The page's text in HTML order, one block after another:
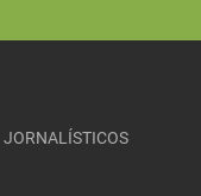
JORNALÍSTICOS